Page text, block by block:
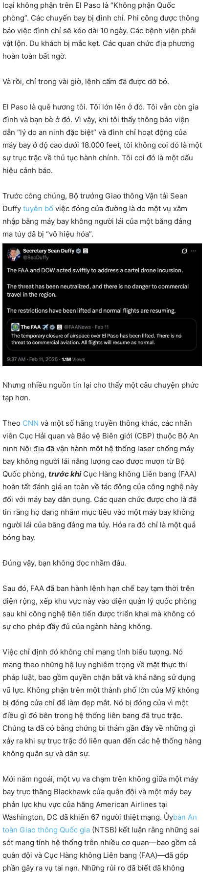
loại không phận trên El Paso là “Không phận Quốc
phòng”. Các chuyến bay bị đình chỉ. Phi công được thông
báo việc đình chỉ sẽ kéo dài 10 ngày. Các bệnh viện phải
vật lộn. Du khách bị mắc kẹt. Các quan chức địa phương
hoàn toàn bất ngờ.
Và rồi, chỉ trong vài giờ, lệnh cấm đã được dỡ bỏ.
El Paso là quê hương tôi. Tôi lớn lên ở đó. Tôi vẫn còn gia
đình và bạn bè ở đó. Vì vậy, khi tôi thấy thông báo viện
dẫn “lý do an ninh đặc biệt” và đình chỉ hoạt động của
máy bay ở độ cao dưới 18.000 feet, tôi không coi đó là một
sự trục trặc về thủ tục hành chính. Tôi coi đó là một dấu
hiệu cảnh báo.
Trước công chúng, Bộ trưởng Giao thông Vận tải Sean
Duffy tuyên bố việc đóng cửa đường là do một vụ xâm
nhập bằng máy bay không người lái của một băng đảng
ma túy đã bị “vô hiệu hóa”.
Nhưng nhiều nguồn tin lại cho thấy một câu chuyện phức
tạp hơn.
Theo CNN và một số hãng truyền thông khác, các nhân
viên Cục Hải quan và Bảo vệ Biên giới (CBP) thuộc Bộ An
ninh Nội địa đã vận hành một hệ thống laser chống máy
bay không người lái năng lượng cao được mượn từ Bộ
Quốc phòng, trước khiCục Hàng không Liên bang (FAA)
hoàn tất đánh giá an toàn về tác động của công nghệ này
đối với máy bay dân dụng. Các quan chức được cho là đã
tin rằng họ đang nhắm mục tiêu vào một máy bay không
người lái của băng đảng ma túy. Hóa ra đó chỉ là một quả
bóng bay.
Đúng vậy, bạn không đọc nhầm đâu.
Sau đó, FAA đã ban hành lệnh hạn chế bay tạm thời trên
diện rộng, xếp khu vực này vào diện quản lý quốc phòng
sau khi công nghệ tiên tiến được triển khai mà không có
sự cho phép đầy đủ của ngành hàng không.
Việc chỉ định đó không chỉ mang tính biểu tượng. Nó
mang theo những hệ lụy nghiêm trọng về mặt thực thi
pháp luật, bao gồm quyền chặn bắt và khả năng sử dụng
vũ lực. Không phận trên một thành phố lớn của Mỹ không
bị đóng cửa chỉ để làm đẹp mắt. Nó bị đóng cửa vì một
điều gì đó bên trong hệ thống liên bang đã trục trặc.
Chúng ta đã có bằng chứng bi thảm gần đây về những gì
xảy ra khi sự trục trặc đó liên quan đến các hệ thống hàng
không quân sự và dân sự.
Mới năm ngoái, một vụ va chạm trên không giữa một máy
bay trực thăng Blackhawk của quân đội và một máy bay
phản lực khu vực của hãng American Airlines tại
Washington, DC đã khiến 67 người thiệt mạng. Ủyban An
toàn Giao thông Quốc gia (NTSB) kết luận rằng những sai
sót mang tính hệ thống trên nhiều cơ quan—bao gồm cả
quân đội và Cục Hàng không Liên bang (FAA)—đã góp
phần gây ra vụ tai nạn. Những rủi ro đã biết đã không